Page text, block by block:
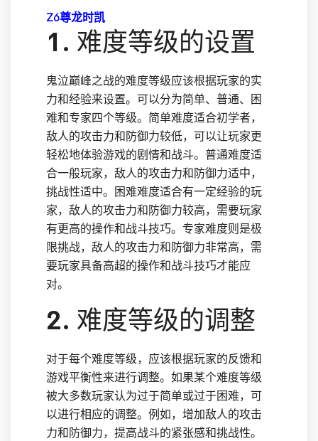
Z6尊龙时凯
1. 难度等级的设置
鬼泣巅峰之战的难度等级应该根据玩家的实
力和经验来设置。可以分为简单、普通、困
难和专家四个等级。简单难度适合初学者，
敌人的攻击力和防御力较低，可以让玩家更
轻松地体验游戏的剧情和战斗。普通难度适
合一般玩家，敌人的攻击力和防御力适中，
挑战性适中。困难难度适合有一定经验的玩
家，敌人的攻击力和防御力较高，需要玩家
有更高的操作和战斗技巧。专家难度则是极
限挑战，敌人的攻击力和防御力非常高，需
要玩家具备高超的操作和战斗技巧才能应
对。
2. 难度等级的调整
对于每个难度等级，应该根据玩家的反馈和
游戏平衡性来进行调整。如果某个难度等级
被大多数玩家认为过于简单或过于困难，可
以进行相应的调整。例如，增加敌人的攻击
力和防御力，提高战斗的紧张感和挑战性。